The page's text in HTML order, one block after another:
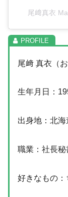
尾﨑真衣
尾﨑 真衣（
生年月日：
出身地：北
職業：社長秘
好きなもの：